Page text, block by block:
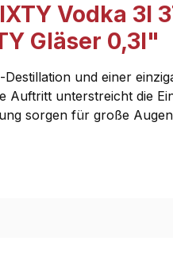
Vodka 3l
Gläser 0,3l"
und einer
unterstreicht die
sorgen für große